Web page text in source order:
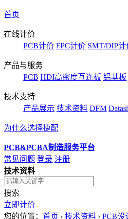
首页
在线计价
PCB计价 FPC计价 SMT/DIP计
产品与服务
PCB HDI高密度互连板 铝基板
技术支持
产品展示 技术资料 DFM
为什么选择捷配
PCB&PCBA制造服务平台
常见问题 登录 注册
技术资料
搜索
立即计价
您的位置： 首页 › 技术资料 › PCB设